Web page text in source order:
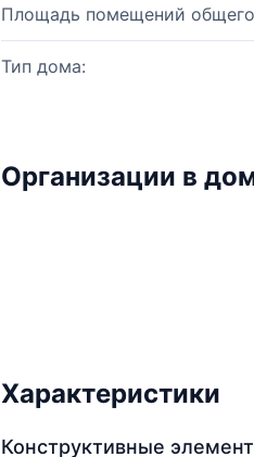
Площадь помещений
Тип дома:
Организации в
Характеристики
Конструктивные